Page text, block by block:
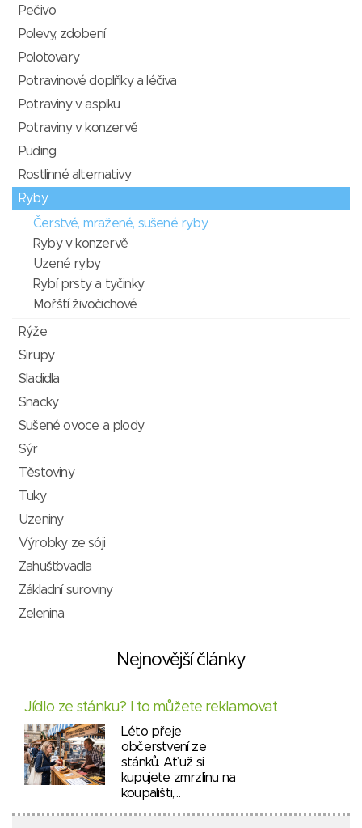
Pečivo
Polevy, zdobení
Polotovary
Potravinové doplňky a léčiva
Potraviny v aspiku
Potraviny v konzervě
Puding
Rostlinné alternativy
Ryby
Čerstvé, mražené, sušené ryby
Ryby v konzervě
Uzené ryby
Rybí prsty a tyčinky
Mořští živočichové
Rýže
Sirupy
Sladidla
Snacky
Sušené ovoce a plody
Sýr
Těstoviny
Tuky
Uzeniny
Výrobky ze sóji
Zahušťovadla
Základní suroviny
Zelenina
Nejnovější články
Jídlo ze stánku? I to můžete reklamovat
Léto přeje
občerstvení ze
stánků. Ať už si
kupujete zmrzlinu na
koupališti,…